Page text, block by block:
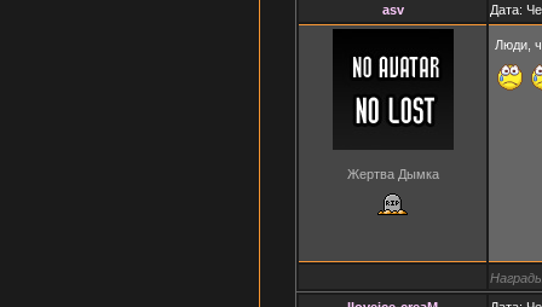
asv Дата:
Жертва Дымка
Люди,